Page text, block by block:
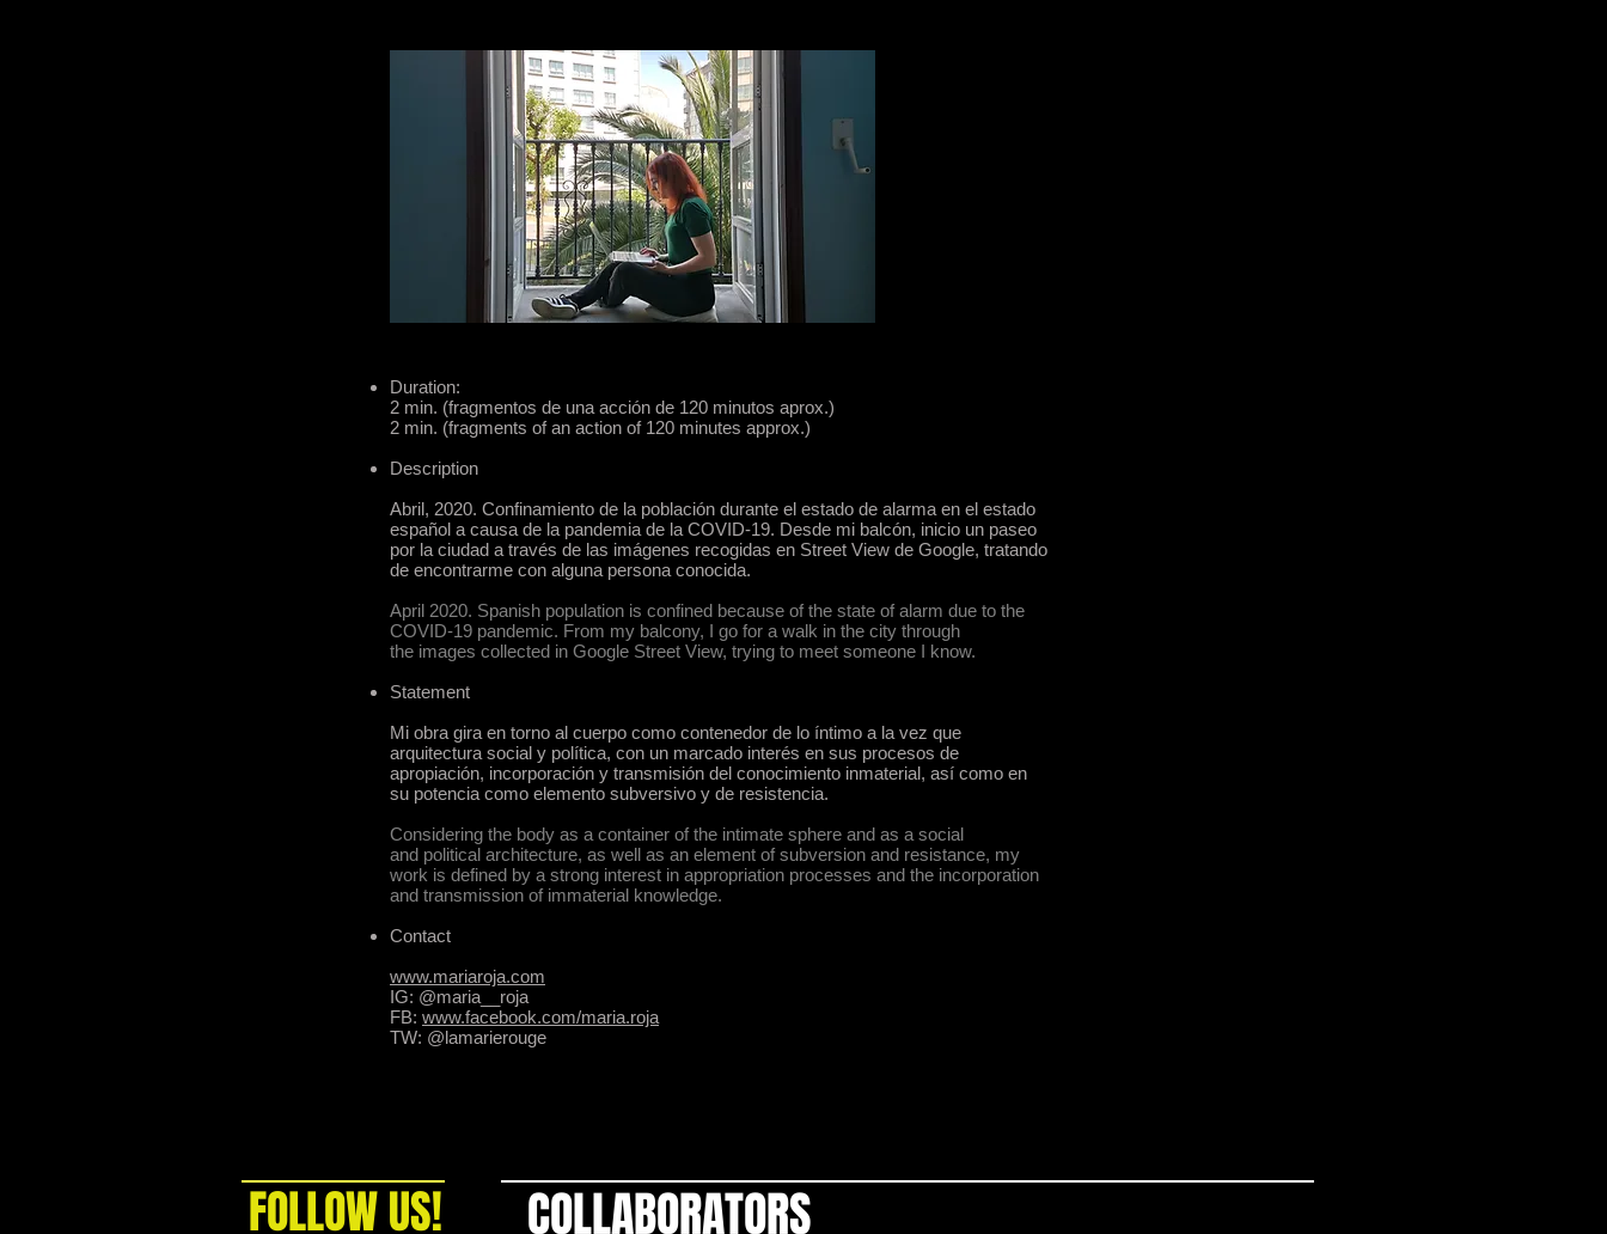
Duration:
2 min. (fragmentos de una acción de 120 minutos aprox.)
2 min. (fragments of an action of 120 minutes approx.)
Description
Abril, 2020. Confinamiento de la población durante el estado de alarma en el estado
español a causa de la pandemia de la COVID-19. Desde mi balcón, inicio un paseo
por la ciudad a través de las imágenes recogidas en Street View de Google, tratando
de encontrarme con alguna persona conocida.
April 2020. Spanish population is confined because of the state of alarm due to the
COVID-19 pandemic. From my balcony, I go for a walk in the city through
the images collected in Google Street View, trying to meet someone I know.
Statement
Mi obra gira en torno al cuerpo como contenedor de lo íntimo a la vez que
arquitectura social y política, con un marcado interés en sus procesos de
apropiación, incorporación y transmisión del conocimiento inmaterial, así como en
su potencia como elemento subversivo y de resistencia.
Considering the body as a container of the intimate sphere and as a social
and political architecture, as well as an element of subversion and resistance, my
work is defined by a strong interest in appropriation processes and the incorporation
and transmission of immaterial knowledge.
Contact
www.mariaroja.com
IG: @maria__roja
FB: www.facebook.com/maria.roja
TW: @lamarierouge
FOLLOW US! COLLABORATORS